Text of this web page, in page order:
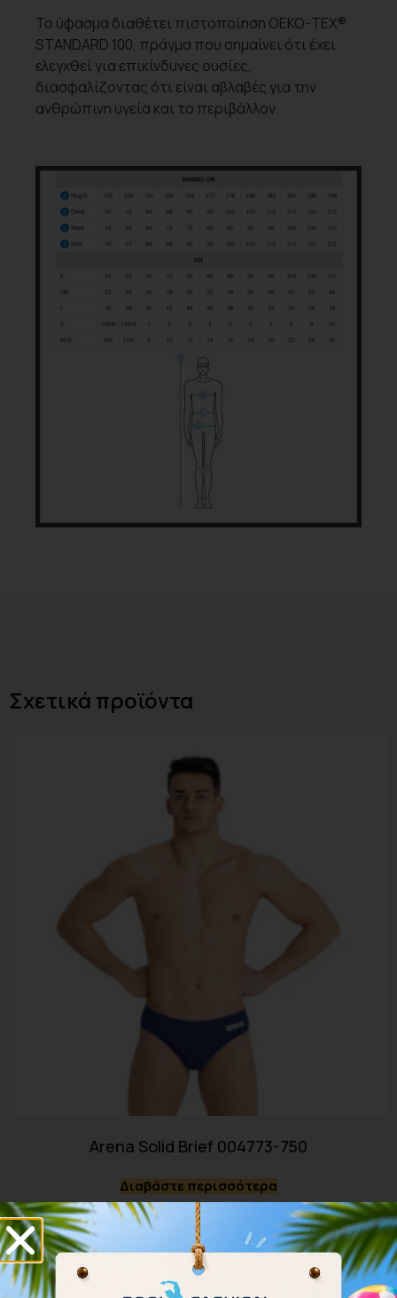
Το ύφασμα διαθέτει πιστοποίηση OEKO-TEX®
STANDARD 100, πράγμα που σημαίνει ότι έχει
ελεγχθεί για επικίνδυνες ουσίες,
διασφαλίζοντας ότι είναι αβλαβές για την
ανθρώπινη υγεία και το περιβάλλον.
Σχετικά προϊόντα
Arena Solid Brief 004773-750
Διαβάστε περισσότερα
- 22%